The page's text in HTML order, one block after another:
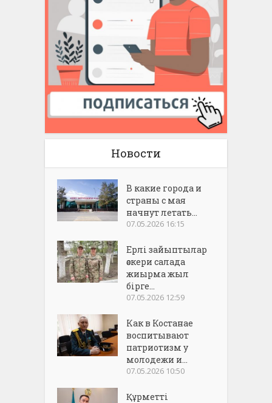
Новости
В какие города и
страны с мая
начнут летать...
07.05.2026 16:15
Ерлі зайыптылар
әскери салада
жиырма жыл
бірге...
07.05.2026 12:59
Как в Костанае
воспитывают
патриотизм у
молодежи и...
07.05.2026 10:50
Құрметті